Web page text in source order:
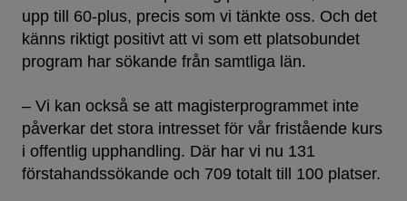
upp till 60-plus, precis som vi tänkte oss. Och det
känns riktigt positivt att vi som ett platsobundet
program har sökande från samtliga län.
– Vi kan också se att magisterprogrammet inte
påverkar det stora intresset för vår fristående kurs
i offentlig upphandling. Där har vi nu 131
förstahandssökande och 709 totalt till 100 platser.